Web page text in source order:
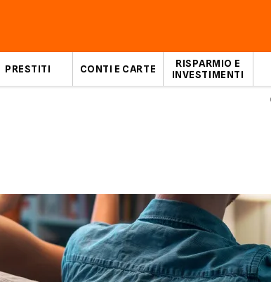
PRESTITI CONTI E CARTE
RISPARMIO E
INVESTIMENTI